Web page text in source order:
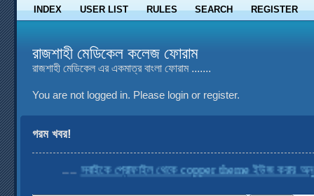
INDEX USER LIST RULES SEARCH REGISTER
রাজশাহী মেডিকেল কলেজ ফোরাম
রাজশাহী মেডিকেল এর একমাত্র বাংলা ফোরাম .......
You are not logged in. Please login or register.
গরম খবর!
....সবাইকে প্রোফাইল থেকে copper theme ইউজ করার